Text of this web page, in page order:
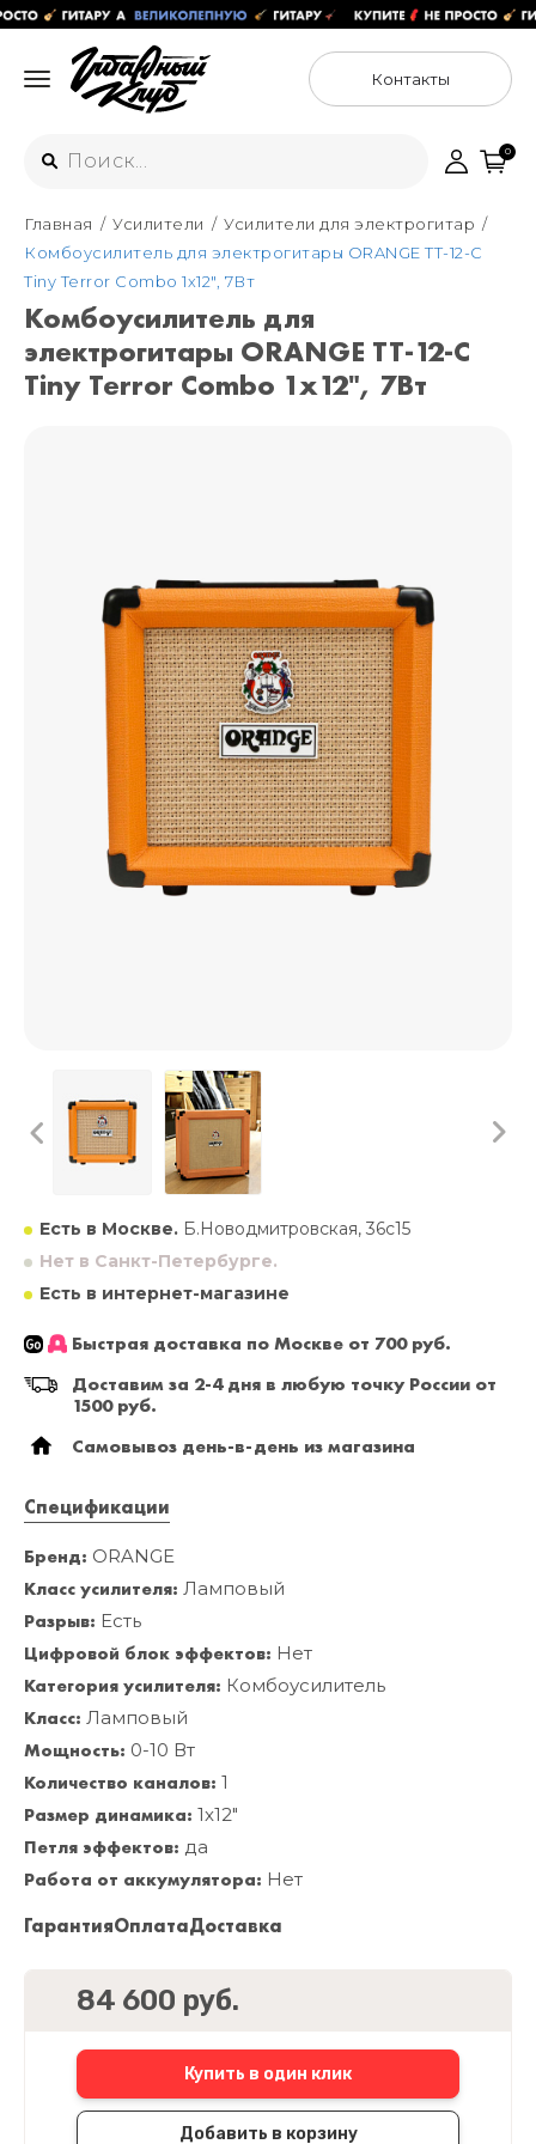
Контакты
Интернет-магазин
+7 (925) 125-54-44
Москва
+7 (925) 176-55-65
ул. Большая Новодмитровская 36с15,
"ФЛАКОН"
Санкт-Петербург
+7 (929) 179-15-49
0
Главная Усилители
Усилители для электрогитар
Комбоусилитель для электрогитары ORANGE TT-12-C
Tiny Terror Combo 1х12", 7Вт
Комбоусилитель для
электрогитары ORANGE TT-12-C
Tiny Terror Combo 1х12", 7Вт
Есть в Москве. Б.Новодмитровская, 36с15
Нет в Санкт-Петербурге.
Есть в интернет-магазине
Быстрая доставка по Москве от 700 руб.
Доставим за 2-4 дня в любую точку России от
1500 руб.
Самовывоз день-в-день из магазина
Спецификации
Бренд: ORANGE
Класс усилителя: Ламповый
Разрыв: Есть
Цифровой блок эффектов: Нет
Категория усилителя: Комбоусилитель
Класс: Ламповый
Мощность: 0-10 Вт
Количество каналов: 1
Размер динамика: 1x12"
Петля эффектов: да
Работа от аккумулятора: Нет
ГарантияОплатаДоставка
84 600 руб.
Купить в один клик
Добавить в корзину